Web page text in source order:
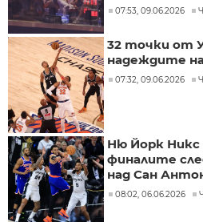
07:53, 09.06.2026
32 точки от
надеждите
07:32, 09.06.2026
Ню Йорк Никс
финалите
над Сан
08:02, 06.06.2026